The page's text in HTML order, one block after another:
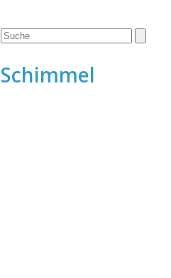
Open
mobile
Close
mobile
Search
Schimmel